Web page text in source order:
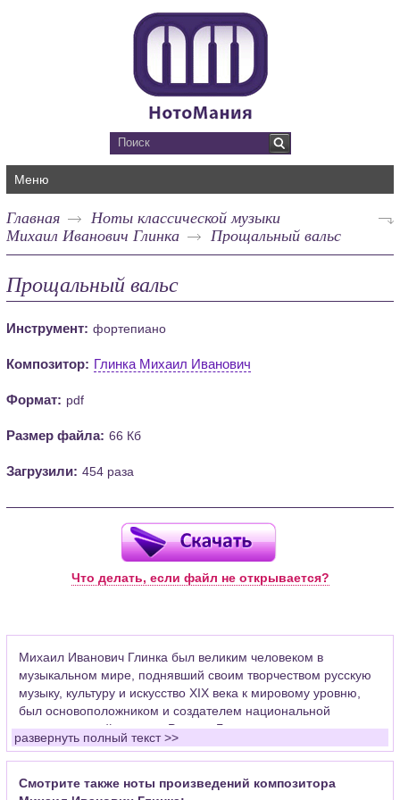
Меню
Главная
Ноты классической музыки
Михаил Иванович Глинка
Прощальный вальс
Прощальный вальс
Инструмент: фортепиано
Композитор: Глинка Михаил Иванович
Формат: pdf
Размер файла: 66 Кб
Загрузили: 454 раза
Что делать, если файл не открывается?
Михаил Иванович Глинка был великим человеком в
музыкальном мире, поднявший своим творчеством русскую
музыку, культуру и искусство XIX века к мировому уровню,
был основоположником и создателем национальной
композиторской школы в России. Глинка и его творчество
значительно повлияли на становление его современников и
последователей, которые явились продолжателями
традиций великого музыканта и композитора, традиций
развернуть полный текст >>
Смотрите также ноты произведений композитора